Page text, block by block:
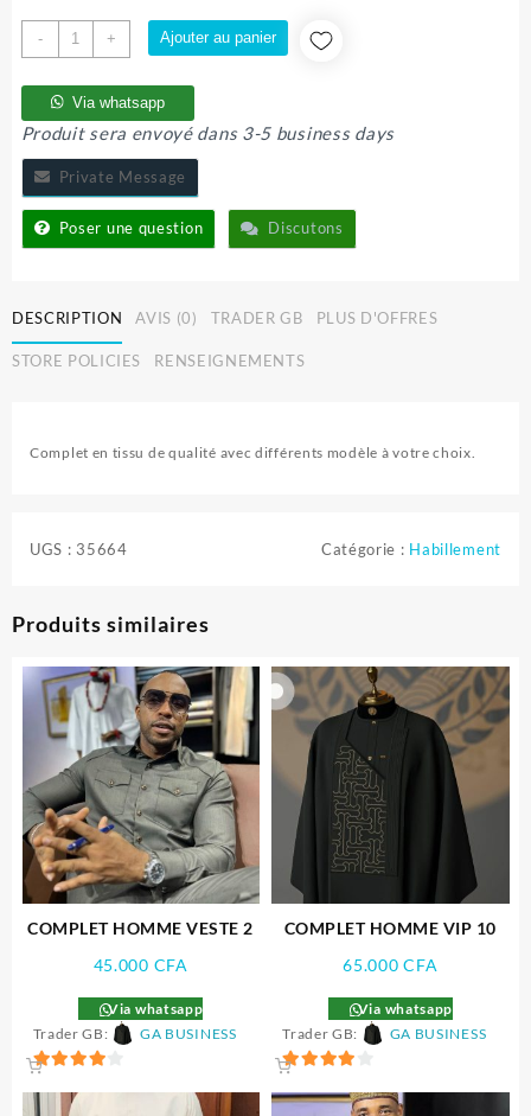
-
quantité
de
COMPLET
HOMME
VESTE
5
+ Ajouter au panier
Via whatsapp
Produit sera envoyé dans 3-5 business days
Private Message
Poser une question Discutons
DESCRIPTION AVIS (0) TRADER GB PLUS D'OFFRES
STORE POLICIES RENSEIGNEMENTS
Complet en tissu de qualité avec différents modèle à votre choix.
UGS : 35664 Catégorie : Habillement
Produits similaires
COMPLET HOMME VESTE 2
45.000 CFA
Via whatsapp
Trader GB:
GA BUSINESS
sur 5
COMPLET HOMME VIP 10
65.000CFA
Via whatsapp
Trader GB:
GA BUSINESS
sur 5